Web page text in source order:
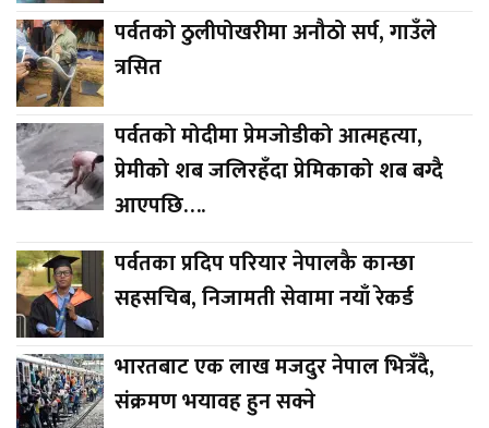
पर्वतको ठुलीपोखरीमा अनौठो सर्प, गाउँले
त्रसित
पर्वतको मोदीमा प्रेमजोडीको आत्महत्या,
प्रेमीको शब जलिरहँदा प्रेमिकाको शब बग्दै
आएपछि….
पर्वतका प्रदिप परियार नेपालकै कान्छा
सहसचिब, निजामती सेवामा नयाँ रेकर्ड
भारतबाट एक लाख मजदुर नेपाल भित्रँदै,
संक्रमण भयावह हुन सक्ने